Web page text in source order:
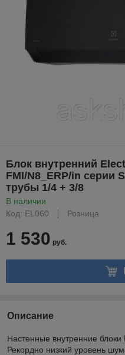
Блок внутренний
FMI/N8_ERP/in серии
трубы 1/4 + 3/8
В наличии
Код: EL060
Розница
1 530 руб.
Описание
Настенные внутренние блоки
Рекордно низкий уровень